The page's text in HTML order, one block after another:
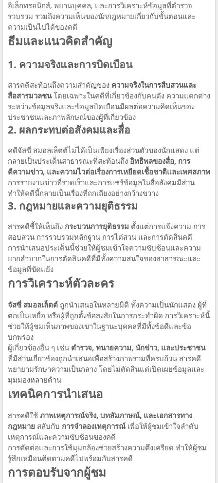
อิเล็กทรอนิกส์, พยานบุคคล, และการวิเคราะห์ข้อมูลที่ตำรวจ
รวบรวม รวมถึงความเห็นของนักกฎหมายเกี่ยวกับขั้นตอนและ
ความเป็นไปได้ของคดี
ธีมและแนวคิดสำคัญ
1. ความจริงและการบิดเบือน
สารคดีสะท้อนถึงความสำคัญของ ความจริงในการสืบสวนและ
สื่อสารมวลชนโดยเฉพาะในคดีที่เกี่ยวข้องกับคนดัง ความแตกต่าง
ระหว่างข้อมูลจริงและข้อมูลบิดเบือนมีผลต่อความคิดเห็นของ
ประชาชนและภาพลักษณ์ของผู้ที่เกี่ยวข้อง
2. ผลกระทบต่อสังคมและสื่อ
คดีจัสซี่ สมอลเล็ตต์ไม่ได้เป็นเพียงเรื่องส่วนตัวของนักแสดง แต่
กลายเป็นประเด็นสาธารณะที่สะท้อนถึง อิทธิพลของสื่อ, การ
ตีความข่าว, และความไวต่อเรื่องการเหยียดเชื้อชาติและเพศสภาพ
การรายงานข่าวที่รวดเร็วและการแชร์ข้อมูลในสื่อสังคมมีส่วน
ทำให้คดีนี้กลายเป็นเรื่องที่ถกเถียงอย่างกว้างขวาง
3. กฎหมายและความยุติธรรม
สารคดีชี้ให้เห็นถึง กระบวนการยุติธรรม ตั้งแต่การแจ้งความ การ
สอบสวน การรวบรวมหลักฐาน การไต่สวน และการตัดสินคดี
การนำเสนอประเด็นนี้ช่วยให้ผู้ชมเข้าใจความซับซ้อนและความ
ยากลำบากในการตัดสินคดีที่มีทั้งความสนใจของสาธารณะและ
ข้อมูลที่ขัดแย้ง
การวิเคราะห์ตัวละคร
จัสซี่ สมอลเล็ตต์ ถูกนำเสนอในหลายมิติ ทั้งความเป็นนักแสดง ผู้ที่
ตกเป็นเหยื่อ หรือผู้ที่ถูกตั้งข้อสงสัยในการกระทำผิด การวิเคราะห์นี้
ช่วยให้ผู้ชมเห็นภาพของเขาในฐานะบุคคลที่มีทั้งข้อดีและข้อ
บกพร่อง
ผู้เกี่ยวข้องอื่น ๆ เช่น ตำรวจ, ทนายความ, นักข่าว, และประชาชน
ที่มีส่วนเกี่ยวข้องถูกนำเสนอเพื่อสร้างภาพรวมที่ครบถ้วน สารคดี
พยายามรักษาความเป็นกลาง โดยไม่ตัดสินแต่เปิดเผยข้อมูลและ
มุมมองหลายด้าน
เทคนิคการนำเสนอ
สารคดีใช้ ภาพเหตุการณ์จริง, บทสัมภาษณ์, และเอกสารทาง
กฎหมาย สลับกับ การจำลองเหตุการณ์ เพื่อให้ผู้ชมเข้าใจลำดับ
เหตุการณ์และความซับซ้อนของคดี
การตัดต่อและการใช้มุมกล้องช่วยสร้างความตึงเครียด ทำให้ผู้ชม
รู้สึกเหมือนติดตามคดีไปพร้อมกับสารคดี
การตอบรับจากผู้ชม